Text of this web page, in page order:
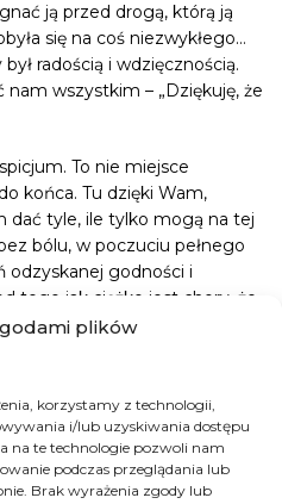
plików
korzystamy z technologii,
i/lub uzyskiwania dostępu
na te technologie pozwoli nam
podczas przeglądania lub
Brak wyrażenia zgody lub
ją przed drogą, którą ją
się na coś niezwykłego…
radością i wdzięcznością.
nam wszystkim – „Dziękuję, że
To nie miejsce
końca. Tu dzięki Wam,
tyle, ile tylko mogą na tej
bólu, w poczuciu pełnego
odzyskanej godności i
tego jak ciężko jest chory, że
i uwagę. I my BARDZO
jednemu z naszych chorych,
na dobroczynne24. Każde
z których tworzą się dni
ŻYCIEM.